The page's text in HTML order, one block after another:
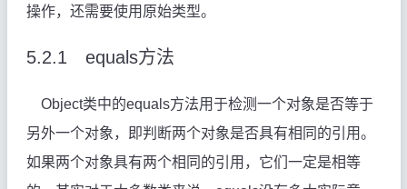
操作，还需要使用原始类型。
5.2.1 equals方法
Object类中的equals方法用于检测一个对象是否等于
另外一个对象，即判断两个对象是否具有相同的引用。
如果两个对象具有两个相同的引用，它们一定是相等